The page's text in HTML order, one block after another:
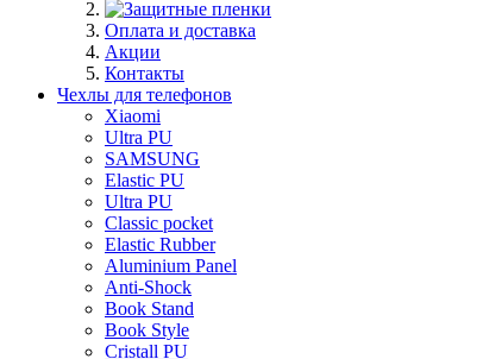
Оплата и доставка
Акции
Контакты
Чехлы для телефонов
Xiaomi
Ultra PU
SAMSUNG
Elastic PU
Ultra PU
Classic pocket
Elastic Rubber
Aluminium Panel
Anti-Shock
Book Stand
Book Style
Cristall PU